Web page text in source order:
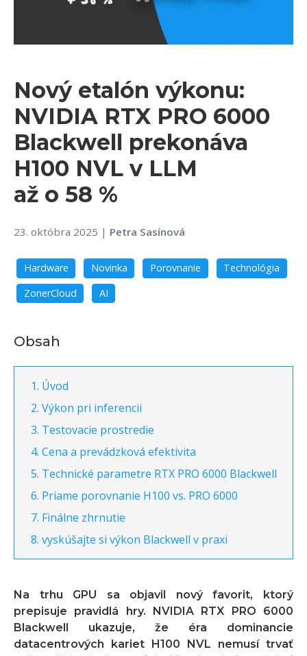
Nový etalón výkonu:
NVIDIA RTX PRO 6000
Blackwell prekonáva
H100 NVL v LLM
až o 58 %
23. októbra 2025 | Petra Sasínová
Hardware Novinka Porovnanie
Technológia
ZonerCloud
AI
Obsah
Úvod
Výkon pri inferencii
Testovacie prostredie
Cena a prevádzková efektivita
Technické parametre RTX PRO 6000 Blackwell
Priame porovnanie H100 vs. PRO 6000
Finálne zhrnutie
vyskúšajte si výkon Blackwell v praxi
Na trhu GPU sa objavil nový favorit, ktorý
prepisuje pravidlá hry. NVIDIA RTX PRO 6000
Blackwell ukazuje, že éra dominancie
datacentrových kariet H100 NVL nemusí trvať